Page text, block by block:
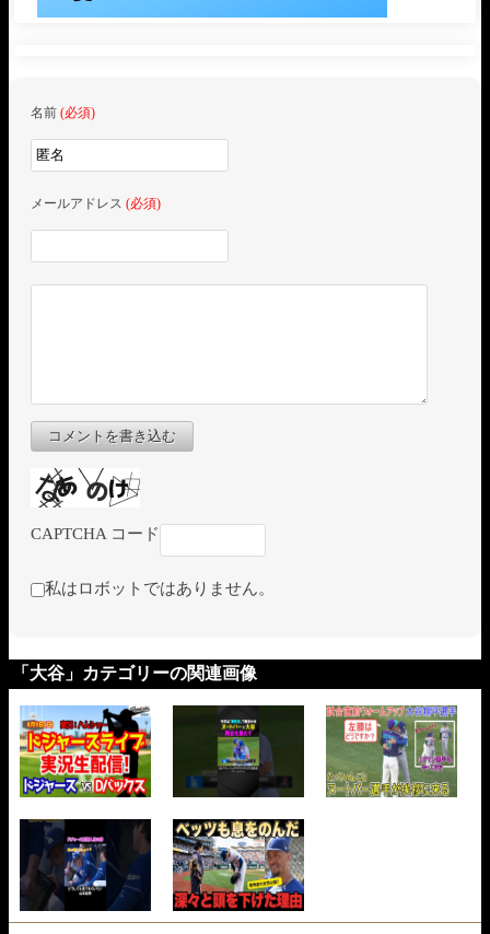
名前 (必須)
メールアドレス (必須)
コメントを書き込む
CAPTCHA コード
私はロボットではありません。
「大谷」カテゴリーの関連画像